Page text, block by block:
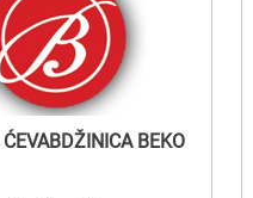
BEKO